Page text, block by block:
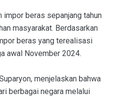
impor beras sepanjang tahun
masyarakat. Berdasarkan
beras yang terealisasi
awal November 2024.
menjelaskan bahwa
berbagai negara melalui